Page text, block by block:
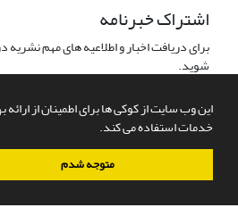
این وب سایت از کوکی ها برای اطمینان از ارائه
خدمات استفاده می کند.
متوجه شدم
اشتراک خبرنامه
برای دریافت اخبار و اطلاعیه های مهم
شوید.
سامانه مدیریت نشریات علمی.طراحی و